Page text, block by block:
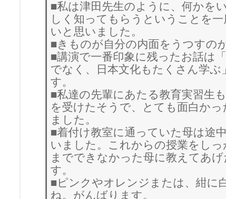
■私は津田先生のように、何かを
しく知ってもらうということを
いと思いました。
■きものが自分の内面をうつすの
■講演で一番印象に残ったお話は
でなく、日本文化もたくさん学
す。
■私達の先輩にあたる教育実習生
を受けたそうで、とても面白か
ました。
■着付け教室に通っていた母は途
いました。これからの授業をし
までできなかった母に教えてあ
す。
■ピンクやオレンジまたは、紺に
ね。がんばります。